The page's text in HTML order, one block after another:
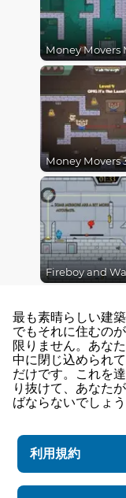
最も素晴らしい建
でもそれに住むの
限りません。あな
中に閉じ込められ
だけです。これを
り抜けて、あなた
ばならないでしょう
利用規約